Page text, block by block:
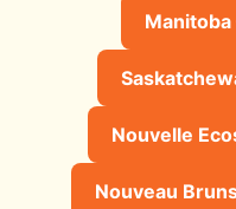
Nouvelle
Nouveau